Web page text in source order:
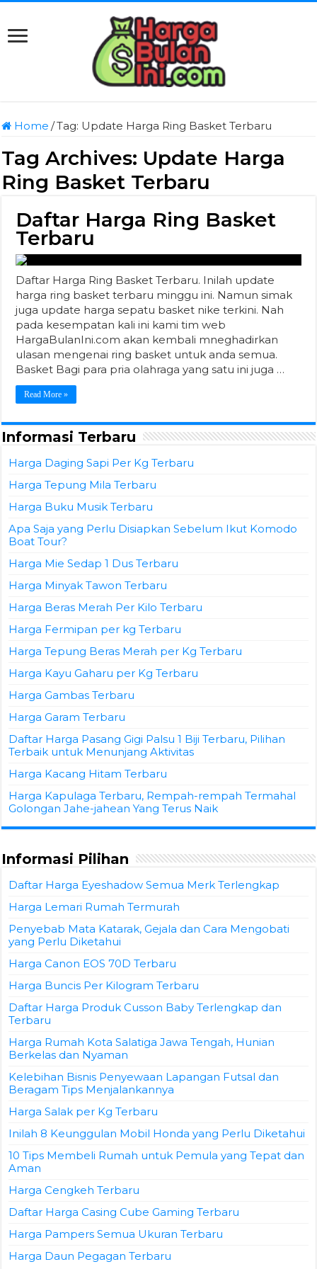
Home /Tag: Update Harga Ring Basket Terbaru
Tag Archives: Update Harga
Ring Basket Terbaru
Daftar Harga Ring Basket
Terbaru
Daftar Harga Ring Basket Terbaru. Inilah update
harga ring basket terbaru minggu ini. Namun simak
juga update harga sepatu basket nike terkini. Nah
pada kesempatan kali ini kami tim web
HargaBulanIni.com akan kembali mneghadirkan
ulasan mengenai ring basket untuk anda semua.
Basket Bagi para pria olahraga yang satu ini juga …
Read More »
Informasi Terbaru
Harga Daging Sapi Per Kg Terbaru
Harga Tepung Mila Terbaru
Harga Buku Musik Terbaru
Apa Saja yang Perlu Disiapkan Sebelum Ikut Komodo
Boat Tour?
Harga Mie Sedap 1 Dus Terbaru
Harga Minyak Tawon Terbaru
Harga Beras Merah Per Kilo Terbaru
Harga Fermipan per kg Terbaru
Harga Tepung Beras Merah per Kg Terbaru
Harga Kayu Gaharu per Kg Terbaru
Harga Gambas Terbaru
Harga Garam Terbaru
Daftar Harga Pasang Gigi Palsu 1 Biji Terbaru, Pilihan
Terbaik untuk Menunjang Aktivitas
Harga Kacang Hitam Terbaru
Harga Kapulaga Terbaru, Rempah-rempah Termahal
Golongan Jahe-jahean Yang Terus Naik
Informasi Pilihan
Daftar Harga Eyeshadow Semua Merk Terlengkap
Harga Lemari Rumah Termurah
Penyebab Mata Katarak, Gejala dan Cara Mengobati
yang Perlu Diketahui
Harga Canon EOS 70D Terbaru
Harga Buncis Per Kilogram Terbaru
Daftar Harga Produk Cusson Baby Terlengkap dan
Terbaru
Harga Rumah Kota Salatiga Jawa Tengah, Hunian
Berkelas dan Nyaman
Kelebihan Bisnis Penyewaan Lapangan Futsal dan
Beragam Tips Menjalankannya
Harga Salak per Kg Terbaru
Inilah 8 Keunggulan Mobil Honda yang Perlu Diketahui
10 Tips Membeli Rumah untuk Pemula yang Tepat dan
Aman
Harga Cengkeh Terbaru
Daftar Harga Casing Cube Gaming Terbaru
Harga Pampers Semua Ukuran Terbaru
Harga Daun Pegagan Terbaru